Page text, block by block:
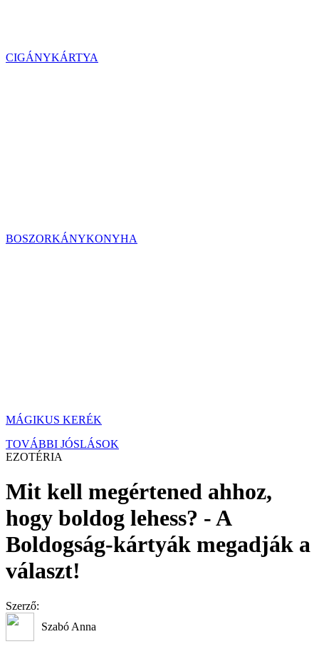
CIGÁNYKÁRTYA
BOSZORKÁNYKONYHA
MÁGIKUS KERÉK
TOVÁBBI JÓSLÁSOK
EZOTÉRIA
Mit kell megértened ahhoz,
hogy boldog lehess? - A
Boldogság-kártyák megadják a
választ!
Szerző:
Szabó Anna